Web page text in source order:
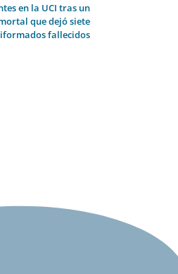
en la UCI tras un
que dejó siete
fallecidos